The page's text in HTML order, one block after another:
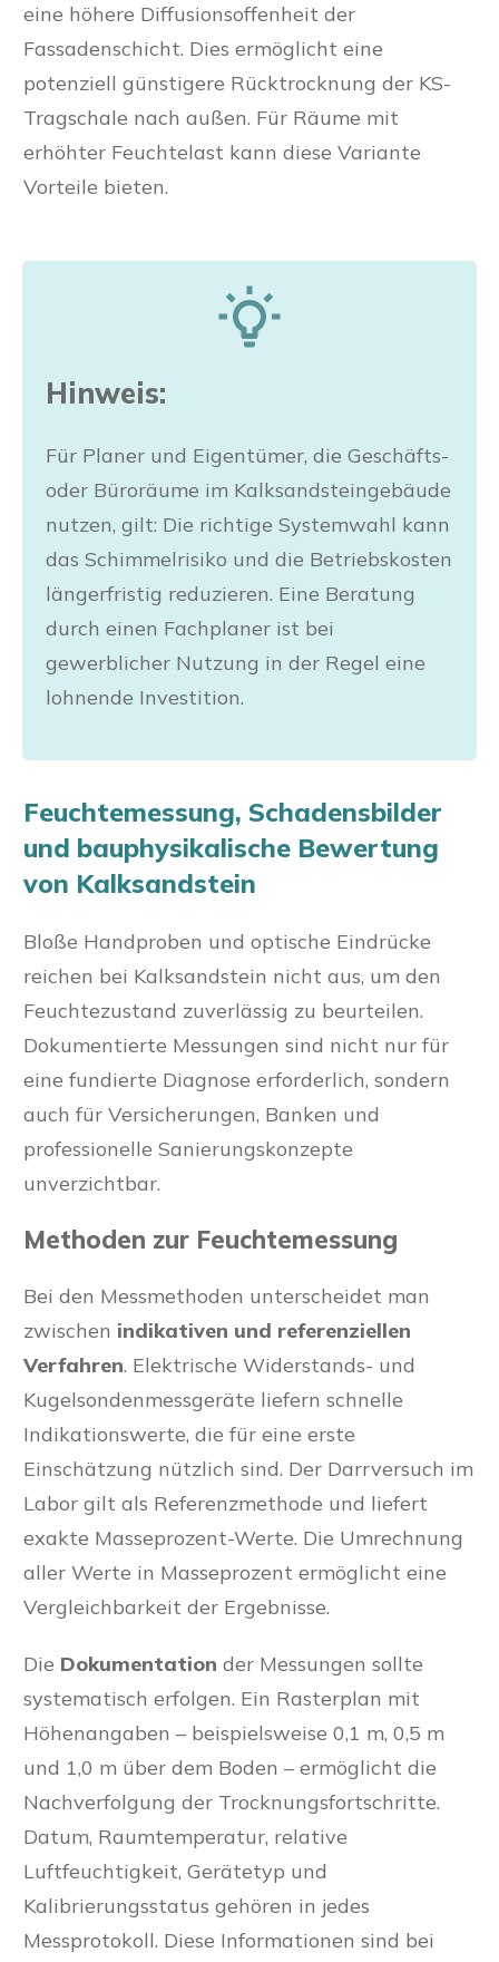
eine höhere Diffusionsoffenheit der
Fassadenschicht. Dies ermöglicht eine
potenziell günstigere Rücktrocknung der KS-
Tragschale nach außen. Für Räume mit
erhöhter Feuchtelast kann diese Variante
Vorteile bieten.
Hinweis:
Für Planer und Eigentümer, die Geschäfts-
oder Büroräume im Kalksandsteingebäude
nutzen, gilt: Die richtige Systemwahl kann
das Schimmelrisiko und die Betriebskosten
längerfristig reduzieren. Eine Beratung
durch einen Fachplaner ist bei
gewerblicher Nutzung in der Regel eine
lohnende Investition.
Feuchtemessung, Schadensbilder
und bauphysikalische Bewertung
von Kalksandstein
Bloße Handproben und optische Eindrücke
reichen bei Kalksandstein nicht aus, um den
Feuchtezustand zuverlässig zu beurteilen.
Dokumentierte Messungen sind nicht nur für
eine fundierte Diagnose erforderlich, sondern
auch für Versicherungen, Banken und
professionelle Sanierungskonzepte
unverzichtbar.
Methoden zur Feuchtemessung
Bei den Messmethoden unterscheidet man
zwischen indikativen und referenziellen
Verfahren. Elektrische Widerstands- und
Kugelsondenmessgeräte liefern schnelle
Indikationswerte, die für eine erste
Einschätzung nützlich sind. Der Darrversuch im
Labor gilt als Referenzmethode und liefert
exakte Masseprozent-Werte. Die Umrechnung
aller Werte in Masseprozent ermöglicht eine
Vergleichbarkeit der Ergebnisse.
Die Dokumentation der Messungen sollte
systematisch erfolgen. Ein Rasterplan mit
Höhenangaben – beispielsweise 0,1 m, 0,5 m
und 1,0 m über dem Boden – ermöglicht die
Nachverfolgung der Trocknungsfortschritte.
Datum, Raumtemperatur, relative
Luftfeuchtigkeit, Gerätetyp und
Kalibrierungsstatus gehören in jedes
Messprotokoll. Diese Informationen sind bei